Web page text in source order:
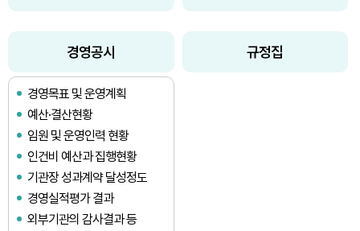
경영공시
경영목표 및 운영계획
예산·결산현황
임원 및 운영인력 현황
인건비 예산과 집행현황
기관장 성과계약 달성정도
경영실적평가 결과
외부기관의 감사결과 등
규정집